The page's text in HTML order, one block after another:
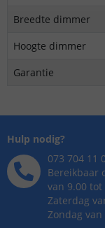
Breedte dimmer
Hoogte dimmer
Garantie
Hulp nodig?
073 704 11
Bereikbaar
van 9.00
Zaterdag
Zondag